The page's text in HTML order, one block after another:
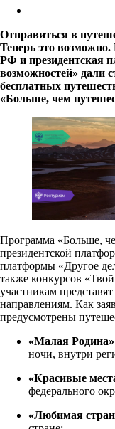
Отправиться в
Теперь это
РФ и президентская
возможностей» дали
бесплатных
«Больше, чем
Программа «Больше,
президентской
платформы «Другое
также конкурсов
участникам
направлениям. Как
предусмотрены
«Малая Родина»
ночи, внутри
«Красивые
федерального
«Любимая